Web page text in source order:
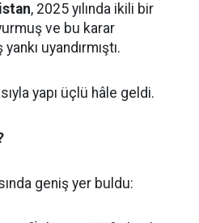
, 2025 yılında ikili bir
ve bu karar
uyandırmıştı.
yapı üçlü hâle geldi.
geniş yer buldu: